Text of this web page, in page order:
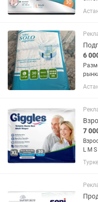
6
7
L M